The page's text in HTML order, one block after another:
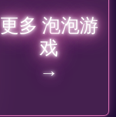
更多 泡泡游
戏
→